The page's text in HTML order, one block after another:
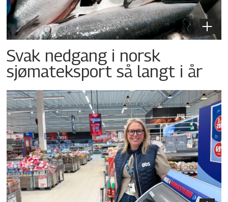
Svak nedgang i norsk
sjømateksport så langt i år